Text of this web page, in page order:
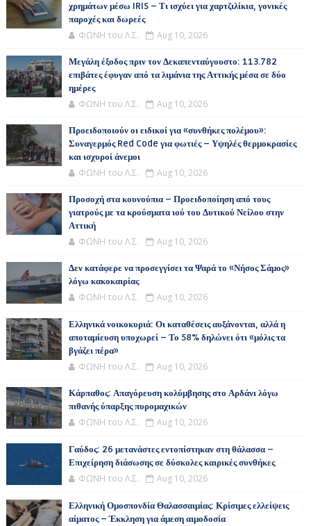
χρημάτων μέσω IRIS – Τι ισχύει για χαρτζιλίκια, γονικές
παροχές και δωρεές
ΦΩΝΗ του Λ.Σ. Aug 10, 2026
Μεγάλη έξοδος πριν τον Δεκαπενταύγουστο: 113.782
επιβάτες έφυγαν από τα λιμάνια της Αττικής μέσα σε δύο
ημέρες
ΦΩΝΗ του Λ.Σ. Aug 10, 2026
Προειδοποιούν οι ειδικοί για «συνθήκες πολέμου»:
Συναγερμός Red Code για φωτιές – Υψηλές θερμοκρασίες
και ισχυροί άνεμοι
ΦΩΝΗ του Λ.Σ. Aug 10, 2026
Προσοχή στα κουνούπια – Προειδοποίηση από τους
γιατρούς με τα κρούσματα ιού του Δυτικού Νείλου στην
Αττική
ΦΩΝΗ του Λ.Σ. Aug 10, 2026
Δεν κατάφερε να προσεγγίσει τα Ψαρά το «Νήσος Σάμος»
λόγω κακοκαιρίας
ΦΩΝΗ του Λ.Σ. Aug 10, 2026
Ελληνικά νοικοκυριά: Οι καταθέσεις αυξάνονται, αλλά η
αποταμίευση υποχωρεί – Το 58% δηλώνει ότι «μόλις τα
βγάζει πέρα»
ΦΩΝΗ του Λ.Σ. Aug 10, 2026
Κάρπαθος: Απαγόρευση κολύμβησης στο Αρδάνι λόγω
πιθανής ύπαρξης πυρομαχικών
ΦΩΝΗ του Λ.Σ. Aug 10, 2026
Γαύδος: 26 μετανάστες εντοπίστηκαν στη θάλασσα –
Επιχείρηση διάσωσης σε δύσκολες καιρικές συνθήκες
ΦΩΝΗ του Λ.Σ. Aug 10, 2026
Ελληνική Ομοσπονδία Θαλασσαιμίας: Κρίσιμες ελλείψεις
αίματος – Έκκληση για άμεση αιμοδοσία